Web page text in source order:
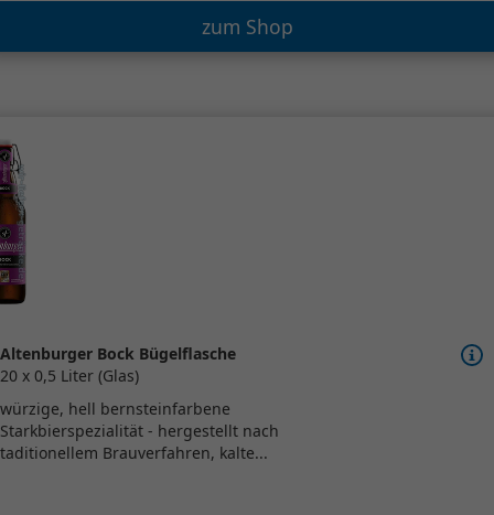
zum Shop
Altenburger Bock Bügelflasche
20 x 0,5 Liter (Glas)
würzige, hell bernsteinfarbene
Starkbierspezialität - hergestellt nach
taditionellem Brauverfahren, kalte...